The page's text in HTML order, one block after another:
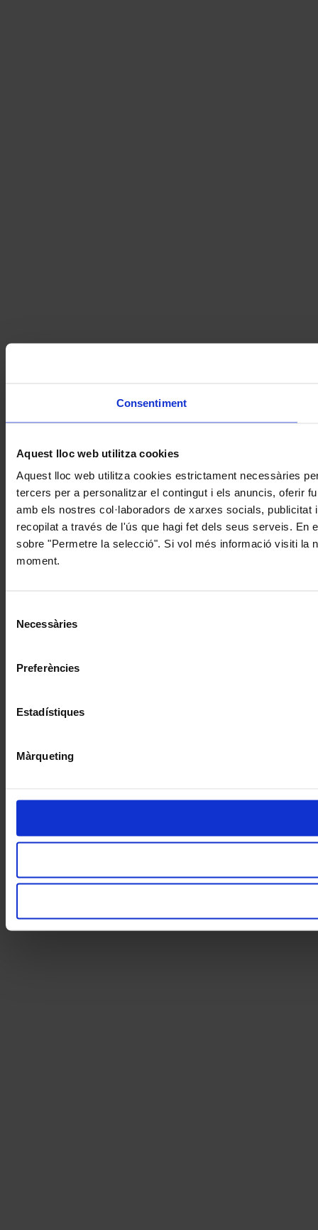
Consentiment
Aquest lloc web utilitza cookies
Aquest lloc web utilitza cookies estrictament necessàries
tercers per a personalitzar el contingut i els anuncis, oferir
amb els nostres col·laboradors de xarxes socials,
recopilat a través de l'ús que hagi fet dels seus serveis. En
sobre "Permetre la selecció". Si vol més informació visiti la
moment.
Necessàries
Preferències
Estadístiques
Màrqueting